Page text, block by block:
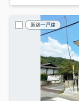
新築一戸建